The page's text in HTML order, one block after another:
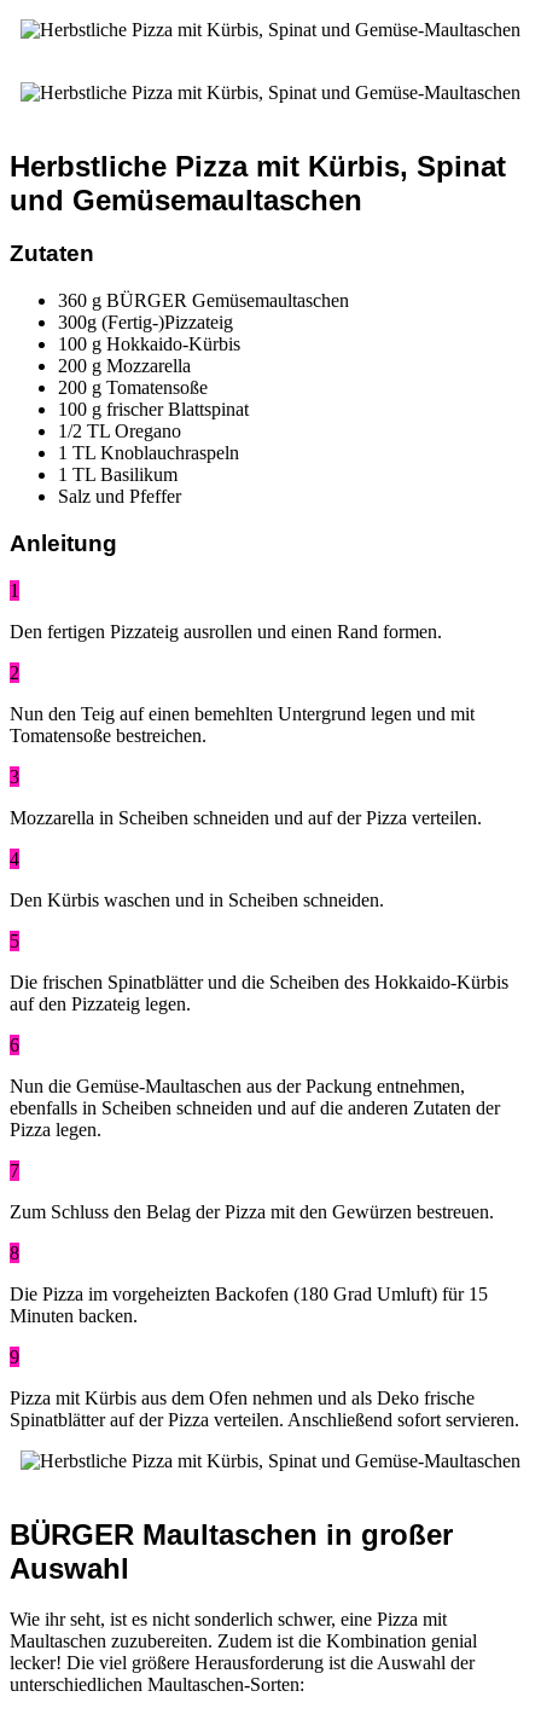
Herbstliche Pizza mit Kürbis, Spinat
und Gemüsemaultaschen
Zutaten
360 g BÜRGER Gemüsemaultaschen
300g (Fertig-)Pizzateig
100 g Hokkaido-Kürbis
200 g Mozzarella
200 g Tomatensoße
100 g frischer Blattspinat
1/2 TL Oregano
1 TL Knoblauchraspeln
1 TL Basilikum
Salz und Pfeffer
Anleitung
1
Den fertigen Pizzateig ausrollen und einen Rand formen.
2
Nun den Teig auf einen bemehlten Untergrund legen und mit
Tomatensoße bestreichen.
3
Mozzarella in Scheiben schneiden und auf der Pizza verteilen.
4
Den Kürbis waschen und in Scheiben schneiden.
5
Die frischen Spinatblätter und die Scheiben des Hokkaido-Kürbis
auf den Pizzateig legen.
6
Nun die Gemüse-Maultaschen aus der Packung entnehmen,
ebenfalls in Scheiben schneiden und auf die anderen Zutaten der
Pizza legen.
7
Zum Schluss den Belag der Pizza mit den Gewürzen bestreuen.
8
Die Pizza im vorgeheizten Backofen (180 Grad Umluft) für 15
Minuten backen.
9
Pizza mit Kürbis aus dem Ofen nehmen und als Deko frische
Spinatblätter auf der Pizza verteilen. Anschließend sofort servieren.
BÜRGER Maultaschen in großer
Auswahl
Wie ihr seht, ist es nicht sonderlich schwer, eine Pizza mit
Maultaschen zuzubereiten. Zudem ist die Kombination genial
lecker! Die viel größere Herausforderung ist die Auswahl der
unterschiedlichen Maultaschen-Sorten: